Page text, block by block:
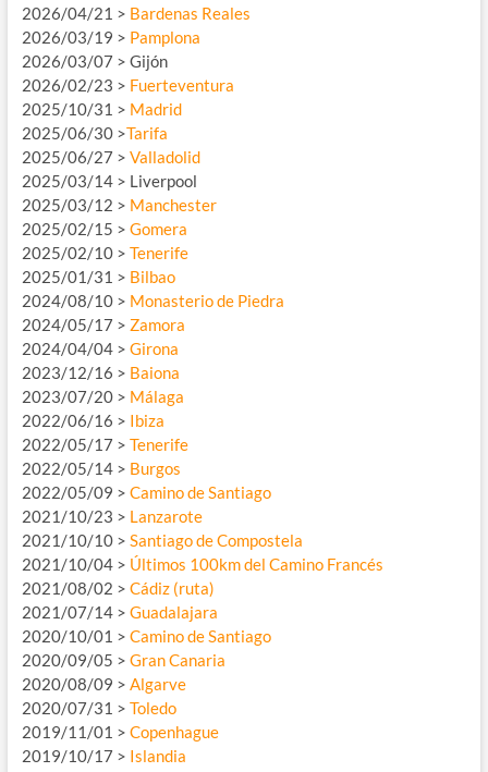
2026/04/21 > Bardenas Reales
2026/03/19 > Pamplona
2026/03/07 > Gijón
2026/02/23 > Fuerteventura
2025/10/31 > Madrid
2025/06/30 >Tarifa
2025/06/27 > Valladolid
2025/03/14 > Liverpool
2025/03/12 > Manchester
2025/02/15 > Gomera
2025/02/10 > Tenerife
2025/01/31 > Bilbao
2024/08/10 > Monasterio de Piedra
2024/05/17 > Zamora
2024/04/04 > Girona
2023/12/16 > Baiona
2023/07/20 > Málaga
2022/06/16 > Ibiza
2022/05/17 > Tenerife
2022/05/14 > Burgos
2022/05/09 > Camino de Santiago
2021/10/23 > Lanzarote
2021/10/10 > Santiago de Compostela
2021/10/04 > Últimos 100km del Camino Francés
2021/08/02 > Cádiz (ruta)
2021/07/14 > Guadalajara
2020/10/01 > Camino de Santiago
2020/09/05 > Gran Canaria
2020/08/09 > Algarve
2020/07/31 > Toledo
2019/11/01 > Copenhague
2019/10/17 > Islandia